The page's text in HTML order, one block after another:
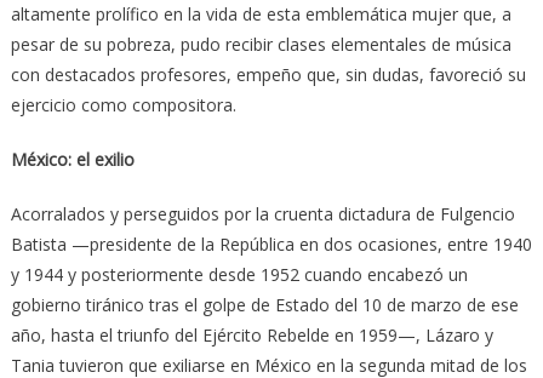
altamente prolífico en la vida de esta emblemática mujer que, a
pesar de su pobreza, pudo recibir clases elementales de música
con destacados profesores, empeño que, sin dudas, favoreció su
ejercicio como compositora.
México: el exilio
Acorralados y perseguidos por la cruenta dictadura de Fulgencio
Batista —presidente de la República en dos ocasiones, entre 1940
y 1944 y posteriormente desde 1952 cuando encabezó un
gobierno tiránico tras el golpe de Estado del 10 de marzo de ese
año, hasta el triunfo del Ejército Rebelde en 1959—, Lázaro y
Tania tuvieron que exiliarse en México en la segunda mitad de los